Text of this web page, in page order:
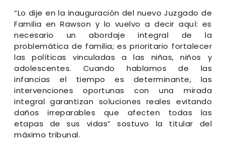
“Lo dije en la inauguración del nuevo Juzgado de
Familia en Rawson y lo vuelvo a decir aquí: es
necesario un abordaje integral de la
problemática de familia; es prioritario fortalecer
las políticas vinculadas a las niñas, niños y
adolescentes. Cuando hablamos de las
infancias el tiempo es determinante, las
intervenciones oportunas con una mirada
integral garantizan soluciones reales evitando
daños irreparables que afecten todas las
etapas de sus vidas” sostuvo la titular del
máximo tribunal.